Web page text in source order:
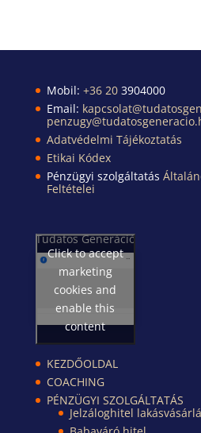
Mobil: +36 20 3904000
Email:
Adatvédelmi Tájékoztatás
Etikai Kódex
Pénzügyi szolgáltatás
Feltételei
Tudatos Generáció
Click to accept
marketing
cookies and
enable this
content
KEZDŐOLDAL
COACHING
PÉNZÜGYI SZOLGÁLTATÁS
Jelzáloghitel